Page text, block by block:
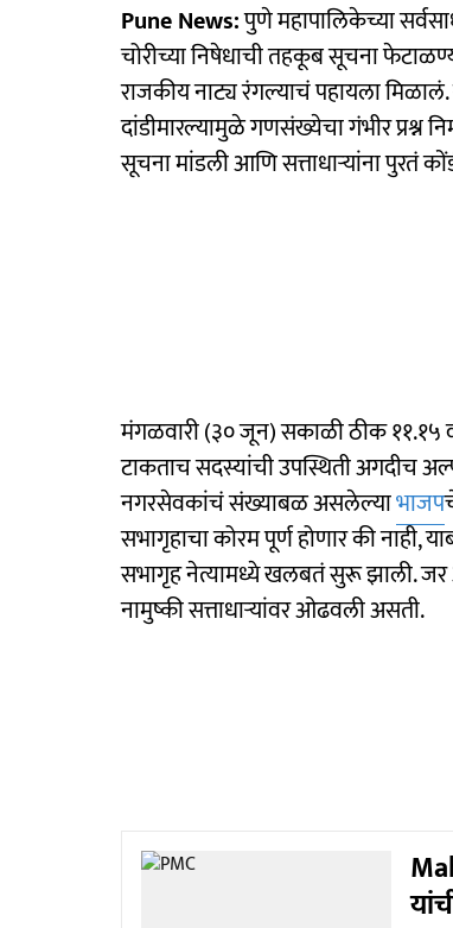
Pune News:पुणे महापालिकेच्या
चोरीच्या निषेधाची तहकूब सूचना
राजकीय नाट्य रंगल्याचं पहायला
दांडीमारल्यामुळे गणसंख्येचा गंभीर प्रश्न
सूचना मांडली आणि सत्ताधाऱ्यांना पुरतं
मंगळवारी (३० जून) सकाळी ठीक ११.१५
टाकताच सदस्यांची उपस्थिती अगदीच
नगरसेवकांचं संख्याबळ असलेल्याभाजप
सभागृहाचा कोरम पूर्ण होणार की नाही,
सभागृह नेत्यामध्ये खलबतं सुरू झाली.
नामुष्की सत्ताधाऱ्यांवर ओढवली असती.